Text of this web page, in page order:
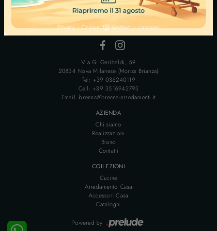
BRENNA ARREDAMENTI S.N.C. DI BRENNA MARCO E ROBERTO
P.IVA 00706280963
Privacy-Cookie Gestisci i consensi
Via G. Garibaldi, 59
20834 Nova Milanese (Monza Brianza)
Tel: +39 036240119
Cell: +39 3516942793
Email: brenna@brenna-arredamenti.it
AZIENDA
Chi siamo
Realizzazioni
Brand
Contatti
COLLEZIONI
Cucine
Arredamento Casa
Accessori Casa
Cataloghi
Powered by